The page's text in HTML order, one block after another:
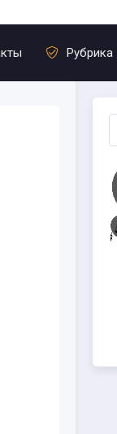
Рубрика